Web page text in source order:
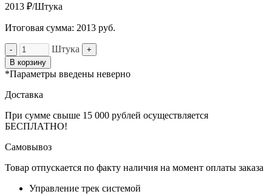
2013 ₽/Штука
Итоговая сумма: 2013 руб.
- Штука
+
В корзину
*Параметры введены неверно
Доставка
При сумме свыше 15 000 рублей осуществляется
БЕСПЛАТНО!
Самовывоз
Товар отпускается по факту наличия на момент оплаты заказа
Управление трек системой